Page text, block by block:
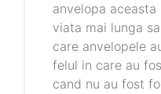
anvelopa
viata mai lunga
care anvelopele
felul in care au
cand nu au fost